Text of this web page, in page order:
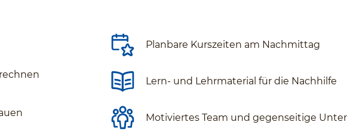
Planbare Kurszeiten am Nachmittag
Lern- und Lehrmaterial für die Nachhilfe
Motiviertes Team und gegenseitige